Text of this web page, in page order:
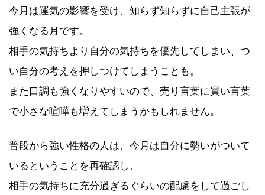
今月は運気の影響を受け、知らず知らずに自己主張が
強くなる月です。
相手の気持ちより自分の気持ちを優先してしまい、つ
い自分の考えを押しつけてしまうことも。
また口調も強くなりやすいので、売り言葉に買い言葉
で小さな喧嘩も増えてしまうかもしれません。
普段から強い性格の人は、今月は自分に勢いがついて
いるということを再確認し、
相手の気持ちに充分過ぎるぐらいの配慮をして過ごし